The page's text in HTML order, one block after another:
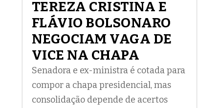
TEREZA CRISTINA E
FLÁVIO BOLSONARO
NEGOCIAM VAGA DE
VICE NA CHAPA
Senadora e ex-ministra é cotada para
compor a chapa presidencial, mas
consolidação depende de acertos